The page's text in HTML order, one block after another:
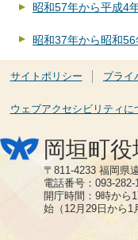
昭和57年から平成4
昭和37年から昭和56
サイトポリシー プライ
ウェブアクセシビリティに
岡垣町役
〒811-4233 福岡県
電話番号：093-
開庁時間：9時か
始（12月29日から1